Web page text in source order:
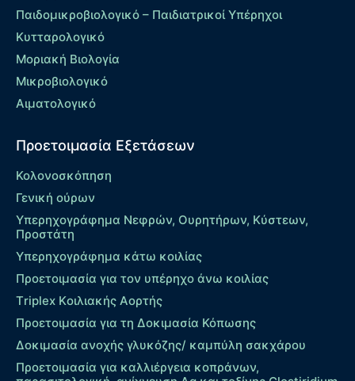
Παιδομικροβιολογικό – Παιδιατρικοί Υπέρηχοι
Κυτταρολογικό
Μοριακή Βιολογία
Μικροβιολογικό
Αιματολογικό
Προετοιμασία Εξετάσεων
Κολονοσκόπηση
Γενική ούρων
Υπερηχογράφημα Νεφρών, Ουρητήρων, Κύστεων,
Προστάτη
Υπερηχογράφημα κάτω κοιλίας
Προετοιμασία για τον υπέρηχο άνω κοιλίας
Τriplex Kοιλιακής Αορτής
Προετοιμασία για τη Δοκιμασία Κόπωσης
Δοκιμασία ανοχής γλυκόζης/ καμπύλη σακχάρου
Προετοιμασία για καλλιέργεια κοπράνων,